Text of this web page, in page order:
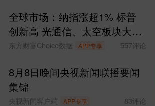
第三种情况。明天行情推演
927点时可以控仓低吸。
1、明天竟价低开，沪指低
早盘可能先回踩今天的低点
后展开反弹。因此，急跌踩
全球市场：纳指涨超1% 标普
创新高 光通信、太空板块大涨
SpaceX涨超15%
东方财富Choice数据 APP专享 557评论
8月8日晚间央视新闻联播要闻
集锦
央视新闻客户端 APP专享 83评论